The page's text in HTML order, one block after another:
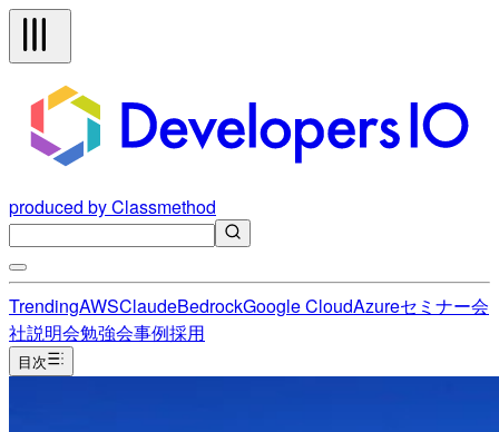
produced by Classmethod
TrendingAWSClaudeBedrockGoogle CloudAzureセミナー会
社説明会勉強会事例採用
目次